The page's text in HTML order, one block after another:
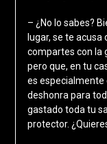
– ¿No lo sabes?
lugar, se te
compartes con la
pero que, en tu
es especialmente
deshonra para
gastado toda tu
protector.